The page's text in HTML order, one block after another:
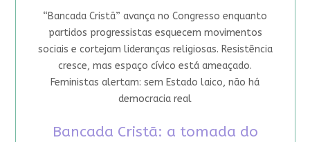
“Bancada Cristã” avança no Congresso enquanto
partidos progressistas esquecem movimentos
sociais e cortejam lideranças religiosas. Resistência
cresce, mas espaço cívico está ameaçado.
Feministas alertam: sem Estado laico, não há
democracia real
Bancada Cristã: a tomada do